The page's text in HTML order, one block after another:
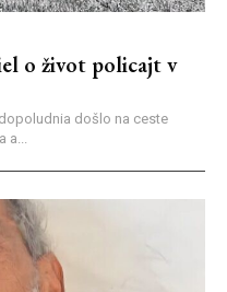
o život policajt v
došlo na ceste